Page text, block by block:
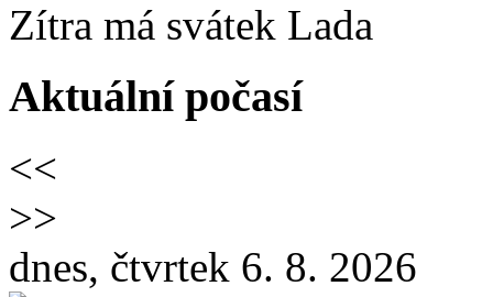
Zítra má svátek Lada
Aktuální počasí
<<
>>
dnes, čtvrtek 6. 8. 2026